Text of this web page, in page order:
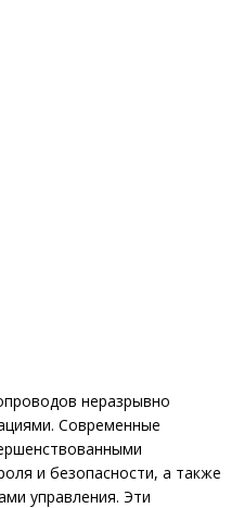
неразрывно
Современные
и безопасности, а также
управления. Эти